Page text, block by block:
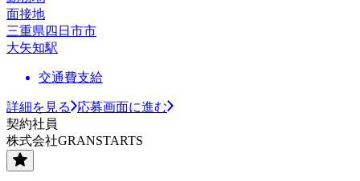
面接地
三重県四日市市
大矢知駅
交通費支給
詳細を見る
応募画面に進む
契約社員
株式会社GRANSTARTS